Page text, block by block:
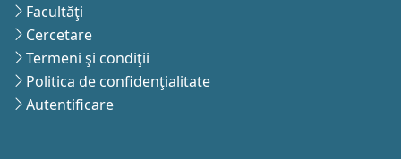
Facultăţi
Cercetare
Termeni şi condiţii
Politica de confidenţialitate
Autentificare